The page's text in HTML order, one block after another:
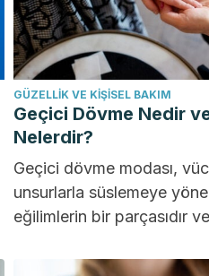
GÜZELLIK VE KIŞISEL BAKIM
Geçici Dövme Nedir
Nelerdir?
Geçici dövme modası,
unsurlarla süslemeye
eğilimlerin bir parçasıdır
dövmelerin...